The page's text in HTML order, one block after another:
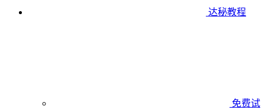
达秘教程
免费试